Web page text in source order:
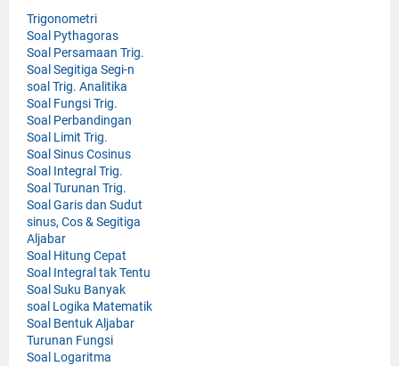
Trigonometri
Soal Pythagoras
Soal Persamaan Trig.
Soal Segitiga Segi-n
soal Trig. Analitika
Soal Fungsi Trig.
Soal Perbandingan
Soal Limit Trig.
Soal Sinus Cosinus
Soal Integral Trig.
Soal Turunan Trig.
Soal Garis dan Sudut
sinus, Cos & Segitiga
Aljabar
Soal Hitung Cepat
Soal Integral tak Tentu
Soal Suku Banyak
soal Logika Matematik
Soal Bentuk Aljabar
Turunan Fungsi
Soal Logaritma